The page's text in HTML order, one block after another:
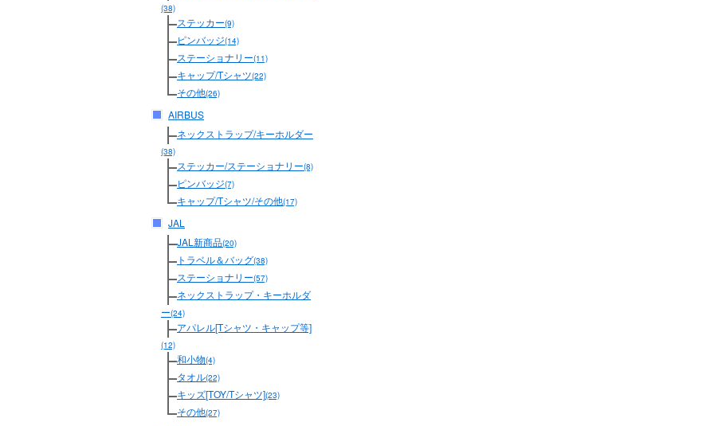
(38)
ステッカー(9)
ピンバッジ(14)
ステーショナリー(11)
キャップ/Tシャツ(22)
その他(26)
AIRBUS
ネックストラップ/キーホルダー
(38)
ステッカー/ステーショナリー(8)
ピンバッジ(7)
キャップ/Tシャツ/その他(17)
JAL
JAL新商品(20)
トラベル＆バッグ(38)
ステーショナリー(57)
ネックストラップ・キーホルダ
ー(24)
アパレル[Tシャツ・キャップ等]
(12)
和小物(4)
タオル(22)
キッズ[TOY/Tシャツ](23)
その他(27)